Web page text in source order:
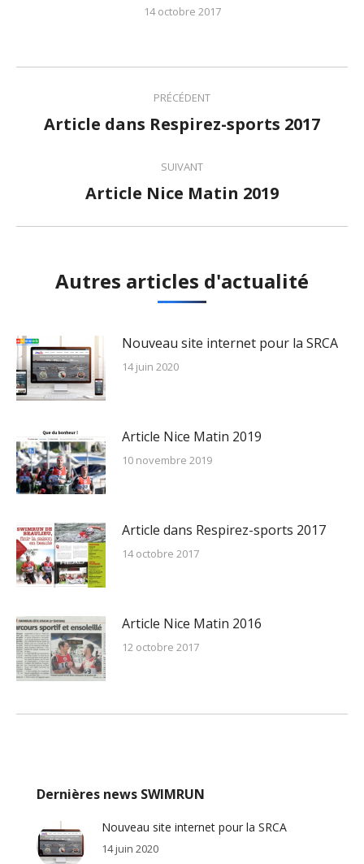
14 octobre 2017
Navigation
article
PRÉCÉDENT
Article
:
Article dans Respirez-sports 2017
SUIVANT
Article
Article Nice Matin 2019
Autres articles d'actualité
Nouveau site internet pour la SRCA
14 juin 2020
Article Nice Matin 2019
10 novembre 2019
Article dans Respirez-sports 2017
14 octobre 2017
Article Nice Matin 2016
12 octobre 2017
Dernières news SWIMRUN
Nouveau site internet pour la SRCA
14 juin 2020